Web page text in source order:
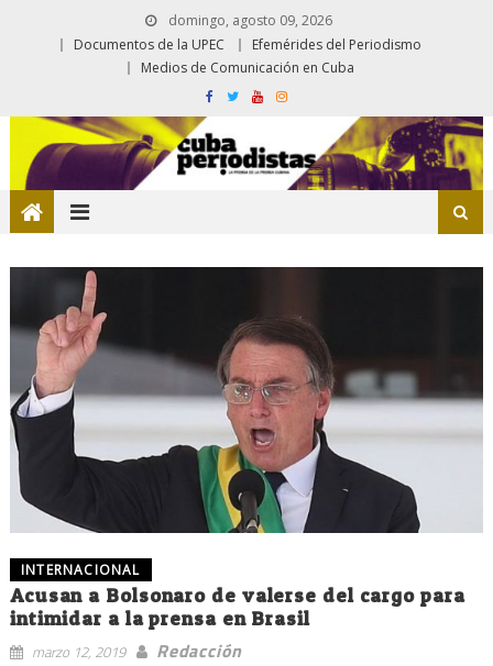
domingo, agosto 09, 2026
Documentos de la UPEC
Efemérides del Periodismo
Medios de Comunicación en Cuba
INTERNACIONAL
Acusan a Bolsonaro de valerse del cargo para
intimidar a la prensa en Brasil
marzo 12, 2019
Redacción